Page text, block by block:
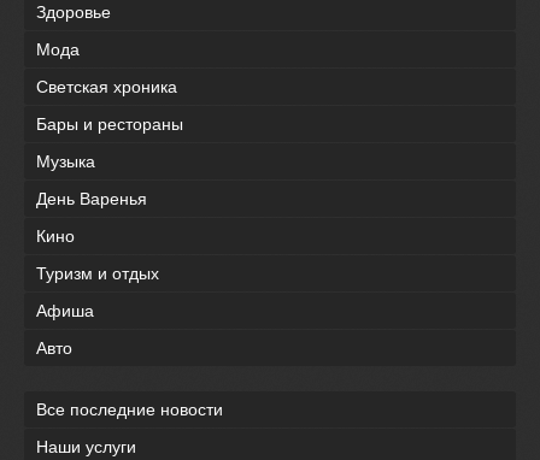
Здоровье
Мода
Светская хроника
Бары и рестораны
Музыка
День Варенья
Кино
Туризм и отдых
Афиша
Авто
Все последние новости
Наши услуги